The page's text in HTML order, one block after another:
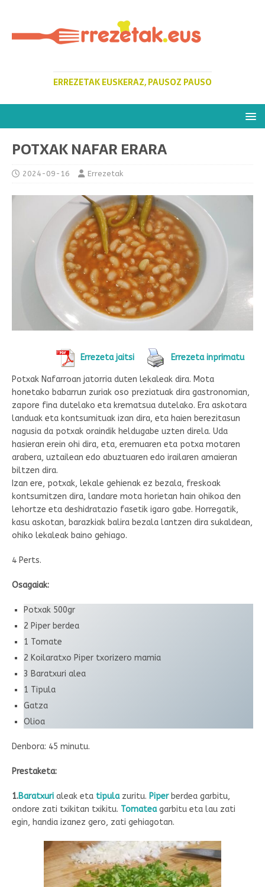
ERREZETAK EUSKERAZ, PAUSOZ PAUSO
POTXAK NAFAR ERARA
2024-09-16 Errezetak
Errezeta jaitsi Errezeta inprimatu
Potxak Nafarroan jatorria duten lekaleak dira. Mota
honetako babarrun zuriak oso preziatuak dira gastronomian,
zapore fina dutelako eta krematsua dutelako. Era askotara
landuak eta kontsumituak izan dira, eta haien berezitasun
nagusia da potxak oraindik heldugabe uzten direla. Uda
hasieran erein ohi dira, eta, eremuaren eta potxa motaren
arabera, uztailean edo abuztuaren edo irailaren amaieran
biltzen dira.
Izan ere, potxak, lekale gehienak ez bezala, freskoak
kontsumitzen dira, landare mota horietan hain ohikoa den
lehortze eta deshidratazio fasetik igaro gabe. Horregatik,
kasu askotan, barazkiak balira bezala lantzen dira sukaldean,
ohiko lekaleak baino gehiago.
4 Perts.
Osagaiak:
Potxak 500gr
2 Piper berdea
1 Tomate
2 Koilaratxo Piper txorizero mamia
3 Baratxuri alea
1 Tipula
Gatza
Olioa
Denbora: 45 minutu.
Prestaketa:
1.Baratxuri aleak eta tipulazuritu. Piperberdea garbitu,
ondore zati txikitan txikitu. Tomateagarbitu eta lau zati
egin, handia izanez gero, zati gehiagotan.